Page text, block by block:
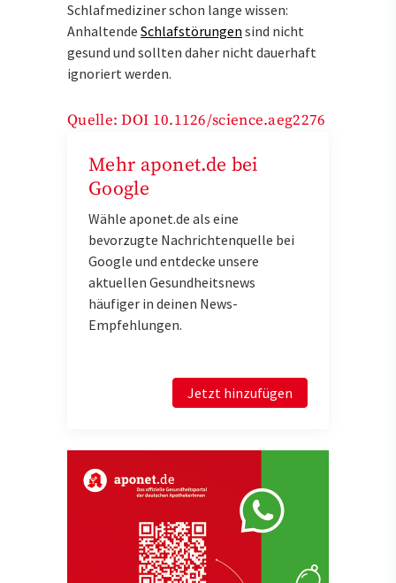
Schlafmediziner schon lange wissen:
Anhaltende Schlafstörungen sind nicht
gesund und sollten daher nicht dauerhaft
ignoriert werden.
Quelle: DOI 10.1126/science.aeg2276
Mehr aponet.de bei
Google
Wähle aponet.de als eine
bevorzugte Nachrichtenquelle bei
Google und entdecke unsere
aktuellen Gesundheitsnews
häufiger in deinen News-
Empfehlungen.
Jetzt hinzufügen